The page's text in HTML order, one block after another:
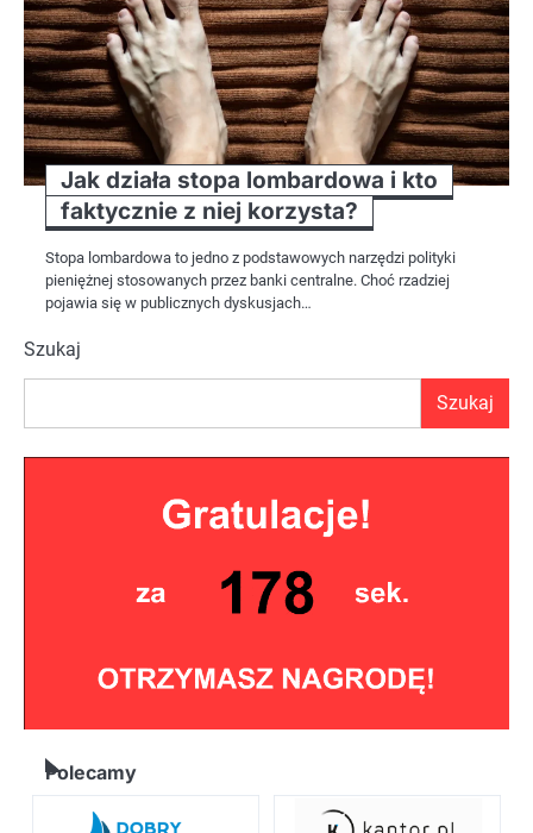
Jak działa stopa lombardowa i kto
faktycznie z niej korzysta?
Stopa lombardowa to jedno z podstawowych narzędzi polityki
pieniężnej stosowanych przez banki centralne. Choć rzadziej
pojawia się w publicznych dyskusjach…
Szukaj
Szukaj
Polecamy